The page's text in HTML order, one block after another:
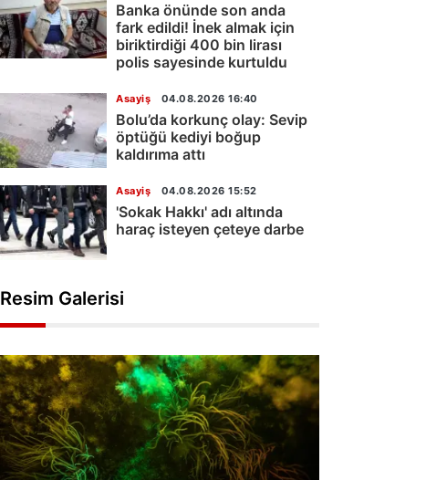
Banka önünde son anda
fark edildi! İnek almak için
biriktirdiği 400 bin lirası
polis sayesinde kurtuldu
Asayiş 04.08.2026 16:40
Bolu’da korkunç olay: Sevip
öptüğü kediyi boğup
kaldırıma attı
Asayiş 04.08.2026 15:52
'Sokak Hakkı' adı altında
haraç isteyen çeteye darbe
Resim Galerisi